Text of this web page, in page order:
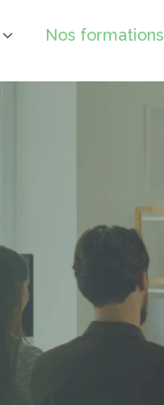
Nos formations